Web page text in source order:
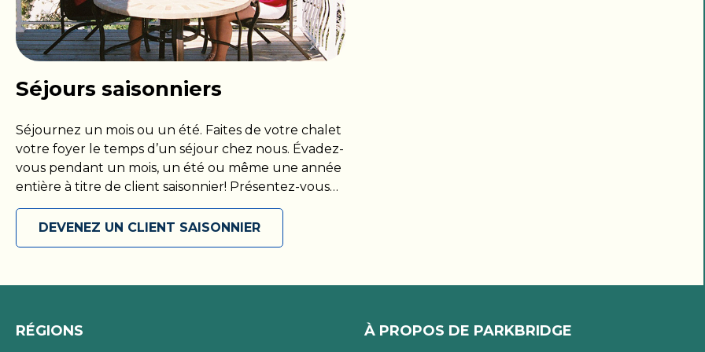
Séjours saisonniers
Séjournez un mois ou un été. Faites de votre chalet
votre foyer le temps d’un séjour chez nous. Évadez-
vous pendant un mois, un été ou même une année
entière à titre de client saisonnier! Présentez-vous
avec votre propre VR ou installez-vous dans votre
chalet, puis maximisez votre séjour parmi nous en
accédant à toutes les commodités que nous
dès aujourd’hui!
DEVENEZ UN CLIENT SAISONNIER
RÉGIONS À PROPOS DE PARKBRIDGE